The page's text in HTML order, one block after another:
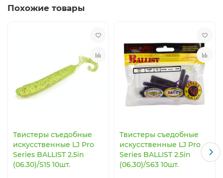
Похожие товары
Твистеры съедобные
искусственные LJ Pro
Series BALLIST 2.5in
(06.30)/S15 10шт.
Твистеры съедобные
искусственные LJ Pro
Series BALLIST 2.5in
(06.30)/S63 10шт.